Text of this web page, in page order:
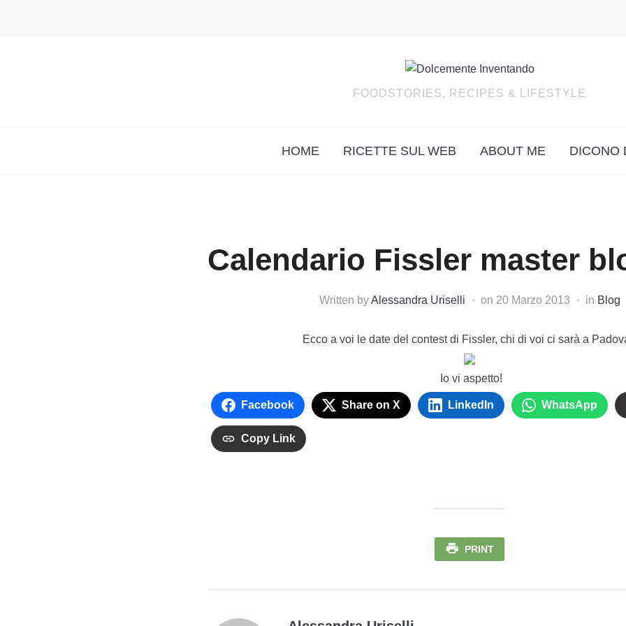
FOODSTORIES, RECIPES & LIFESTYLE
HOME RICETTE SUL WEB ABOUT ME DICONO
Calendario Fissler master
Written byAlessandra Uriselli on 20 Marzo 2013 in Blog
Ecco a voi le date del contest di Fissler, chi di voi ci sarà a
Io vi aspetto!
Facebook Share on X LinkedIn WhatsApp
Copy Link
PRINT